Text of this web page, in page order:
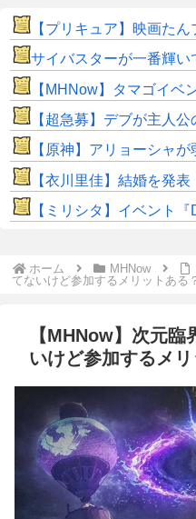
【プリキュア】映画たんプリは泣ける！？かりん役『鬼頭明
サイバスターが一番輝い
【MHNow】タマゴイベン
【超急募】デブが主人
【原神】アリョーシャが
【衣川里佳】結婚を発表
【ミリシタ】イベント『Destiny』最終
ホーム MHNow
てないけど参加するメリットある
【MHNow】次元
いけど参加するメリ